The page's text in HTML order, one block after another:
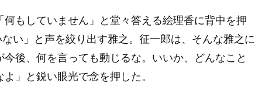
もしていません」と堂々答える絵理香に背中を押
い」と声を絞り出す雅之。征一郎は、そんな雅之に
後、何を言っても動じるな。いいか、どんなこと
」と鋭い眼光で念を押した。